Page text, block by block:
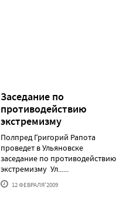
Заседание по
противодействию
экстремизму
Полпред Григорий Рапота
проведет в Ульяновске
заседание по противодействию
экстремизму Ул......
12 ФЕВРАЛЯ'2009